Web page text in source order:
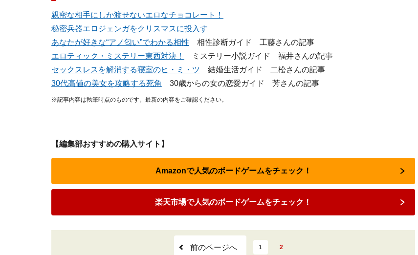
親密な相手にしか渡せないエロなチョコレート！
秘密兵器エロジェンガをクリスマスに投入す
あなたが好きな“アノ匂い”でわかる相性 相性診断ガイド 工藤さんの記事
エロティック・ミステリー東西対決！
ミステリー小説ガイド 福井さんの記事
セックスレスを解消する寝室のヒ・ミ・ツ 結婚生活ガイド 二松さんの記事
30代高値の美女を攻略する死角
30歳からの女の恋愛ガイド 芳さんの記事
※記事内容は執筆時点のものです。最新の内容をご確認ください。
【編集部おすすめの購入サイト】
Amazonで人気のボードゲームをチェック！
楽天市場で人気のボードゲームをチェック！
前のページへ 1 2